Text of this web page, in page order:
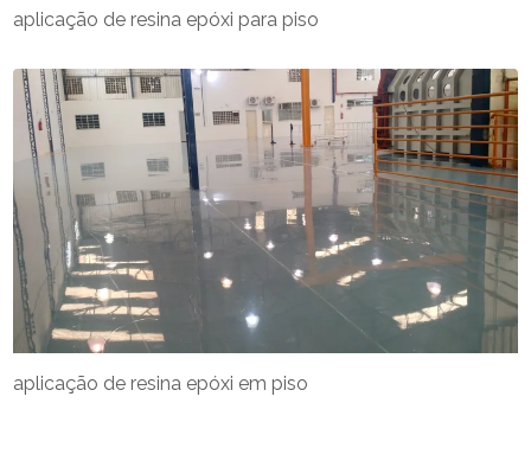
aplicação de resina epóxi para piso
aplicação de resina epóxi em piso